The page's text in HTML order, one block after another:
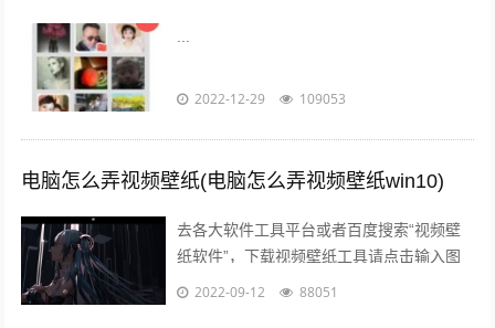
2022-12-29 109053
电脑怎么弄视频壁纸(电脑怎么弄视频壁纸win10)
去各大软件工具平台或者百度搜索“视频壁
纸软件”，下载视频壁纸工具请点击输入图
片描述 请点击输入图片描述 2 下载完成后
2022-09-12 88051